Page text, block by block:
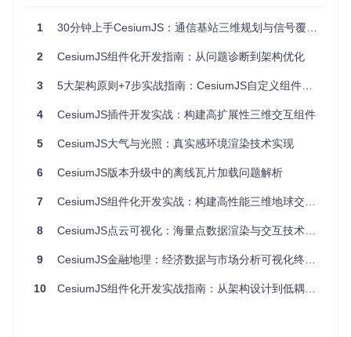
数据层：管理组件状态，通过Knockout observables实现响
业务逻辑层：处理核心功能，实现组件具体行为
：负责组件间消息传递，基于事件总线模式
循严格的模块化设计规范。每个组件独立维护自身状态，通过
如何实现自定义组件开发？
环境配置阶段
git clone
1 30分钟上手CesiumJS：通信基站三维规划与信号覆盖模拟全流程
2 CesiumJS组件化开发指南：从问题诊断到架构优化
3 5大架构原则+7步实战指南：CesiumJS自定义组件开发全解析
4 CesiumJS插件开发实战：构建高扩展性三维交互组件
5 CesiumJS大气与光照：真实感环境渲染技术实现
6 CesiumJS版本升级中的离线瓦片加载问题解析
7 CesiumJS组件化开发实战：构建高性能三维地球交互界面
8 CesiumJS点云可视化：海量点数据渲染与交互技术终极指南
9 CesiumJS金融地理：经济数据与市场分析可视化终极指南
10 CesiumJS组件化开发实战指南：从架构设计到低耦合实现